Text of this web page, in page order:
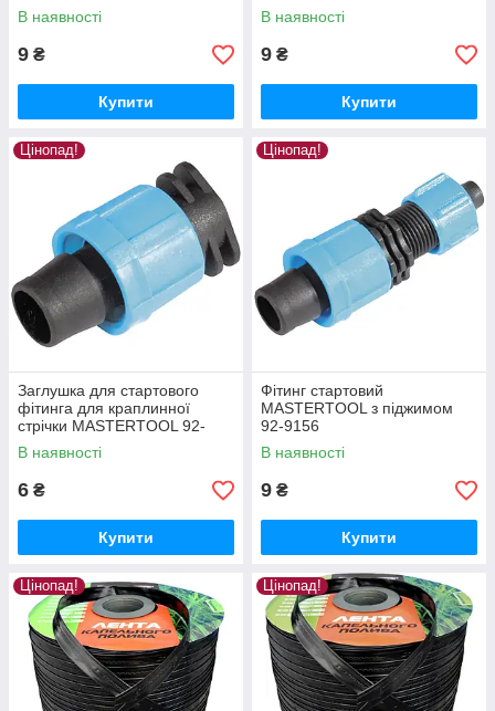
В наявності
9 ₴
Купити
В наявності
9 ₴
Купити
Цінопад!
Заглушка для стартового
фітинга для краплинної
стрічки MASTERTOOL 92-
9162
В наявності
6 ₴
Купити
Цінопад!
Фітинг стартовий
MASTERTOOL з піджимом
92-9156
В наявності
9 ₴
Купити
Цінопад! Цінопад!